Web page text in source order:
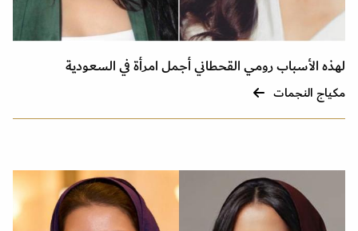
لهذه الأسباب رومي القحطاني أجمل امرأة في السعودية
مكياج النجمات